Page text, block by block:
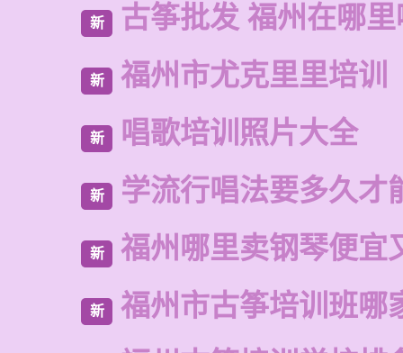
新 古筝批发 福州在哪
新 福州市尤克里里培训
新 唱歌培训照片大全
新 学流行唱法要多久才
新 福州哪里卖钢琴便宜
新
福州市古筝培训班哪